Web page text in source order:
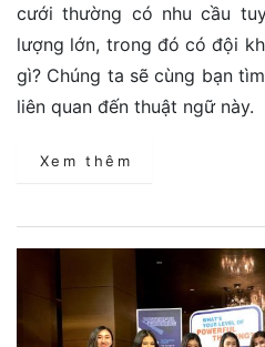
cưới thường có nhu cầu
lượng lớn, trong đó có đội
gì? Chúng ta sẽ cùng bạn
liên quan đến thuật ngữ này.
Xem thêm